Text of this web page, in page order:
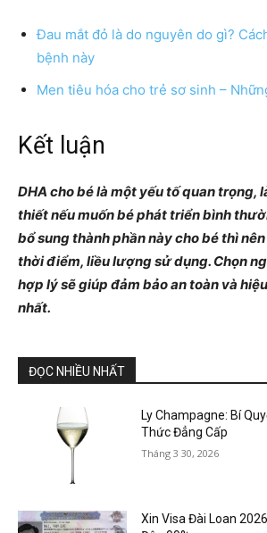
Đau mắt đỏ là do nguyên do gì?
bệnh này
Men tiêu hóa cho trẻ sơ sinh –
Kết luận
DHA cho bé là một yếu tố quan trọng,
thiết nếu muốn bé phát triển bình
bổ sung thành phần này cho bé thì
thời điểm, liều lượng sử dụng. Chọn
hợp lý sẽ giúp đảm bảo an toàn và
nhất.
ĐỌC NHIỀU NHẤT
Ly Champagne: Bí
Thức Đẳng Cấp
Tháng 3 30, 2026
Xin Visa Đài Loan